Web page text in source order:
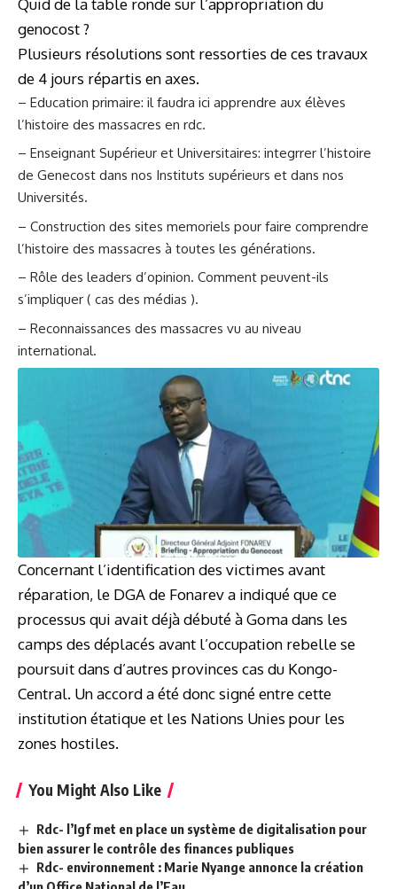
genocost ?
Plusieurs résolutions sont ressorties de ces travaux
de 4 jours répartis en axes.
– Education primaire: il faudra ici apprendre aux élèves
l’histoire des massacres en rdc.
– Enseignant Supérieur et Universitaires: integrrer l’histoire
de Genecost dans nos Instituts supérieurs et dans nos
Universités.
– Construction des sites memoriels pour faire comprendre
l’histoire des massacres à toutes les générations.
– Rôle des leaders d’opinion. Comment peuvent-ils
s’impliquer ( cas des médias ).
– Reconnaissances des massacres vu au niveau
international.
Concernant l’identification des victimes avant
réparation, le DGA de Fonarev a indiqué que ce
processus qui avait déjà débuté à Goma dans les
camps des déplacés avant l’occupation rebelle se
poursuit dans d’autres provinces cas du Kongo-
Central. Un accord a été donc signé entre cette
institution étatique et les Nations Unies pour les
zones hostiles.
You Might Also Like
Rdc- l’Igf met en place un système de digitalisation pour
bien assurer le contrôle des finances publiques
Rdc- environnement : Marie Nyange annonce la création